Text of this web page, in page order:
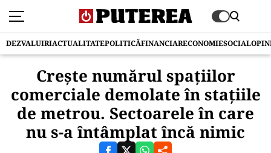
DEZVALUIRIACTUALITATEPOLITICĂFINANCIARECONOMIESOCIAL
Crește numărul spațiilor
comerciale demolate în stațiile
de metrou. Sectoarele în care
nu s-a întâmplat încă nimic